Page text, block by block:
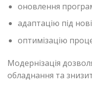
оновлення
адаптацію під
оптимізацію
Модернізація
обладнання та